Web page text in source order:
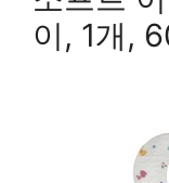
이, 1개,